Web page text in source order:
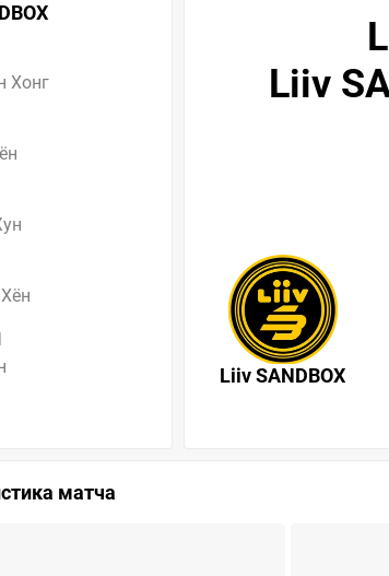
Хонг
Liiv
Liiv SANDBOX
матча